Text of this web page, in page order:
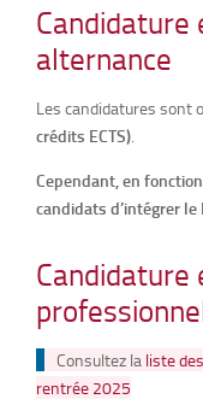
Candidature
alternance
Les candidatures sont
crédits ECTS).
Cependant, en
candidats d’intégrer le
Candidature
Consultez la liste
rentrée 2025